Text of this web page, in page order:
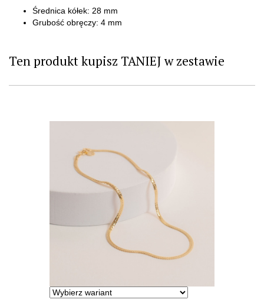
Średnica kółek: 28 mm
Grubość obręczy: 4 mm
Ten produkt kupisz TANIEJ w zestawie